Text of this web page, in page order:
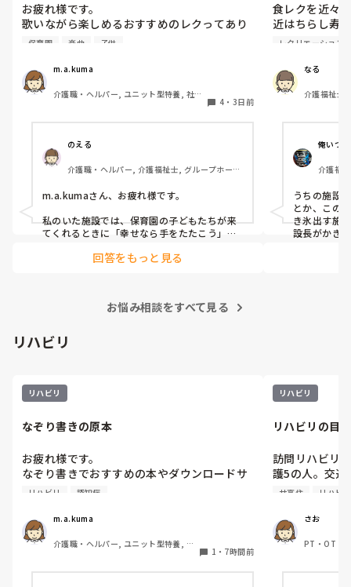
お疲れ様です。
歌いながら楽しめるおすすめのレクってあり
ますか？
に楽しめるレクを検討中です。
できれば簡単で覚えやすい歌がいいです。
保育園 楽曲 子供
m.a.kuma
介護職・ヘルパー, ユニット型特養, 社会
4 ・ 3日前
のえる
介護職・ヘルパー, 介護福祉士, グループホー
通所リハ, 訪問介護, 小規模多機能型居宅介護
m.a.kumaさん、お疲れ様です。
私のいた施設では、保育園の子どもたちが来
てくれるときに「幸せなら手をたたこう」や
た。手拍子や体を動かしながら参加できるの
また、「ふるさと」や「上を向いて歩こ
知っている曲も盛り上がりやすかったです。
けを付けるくらいが、一体感も出て楽しめる
印象でした。
年齢層によって好みも変わるので、事前に利
用者さんが好きな歌を聞いておくと、さらに
回答をもっと見る
食レクを近々
近はちらし寿
した。
すすめのデザ
際に行って好
ものがあれば
レクリエーション
なる
介護福祉士,
俺いつ
介護福
うちの施設
とか、この
き氷出す施
設長がかき
お悩み相談をすべて見る
リハビリ
リハビリ
なぞり書きの原本
お疲れ様です。
なぞり書きでおすすめの本やダウンロードサ
イトなどありますか？
り入れている方がいます。
毎回なぞり書きの用紙を準備しているのです
が、おすすめあったら教えてください。
リハビリ 認知症
m.a.kuma
介護職・ヘルパー, ユニット型特養, 社
1 ・ 7時間前
リハビリ
リハビリの目
訪問リハビリ
護5の人。交通
縮、両膝、股
促すも、90代
ら動きたくな
助。この場合
めに、可動域
サ高住 リハビリ
さお
PT・OT・